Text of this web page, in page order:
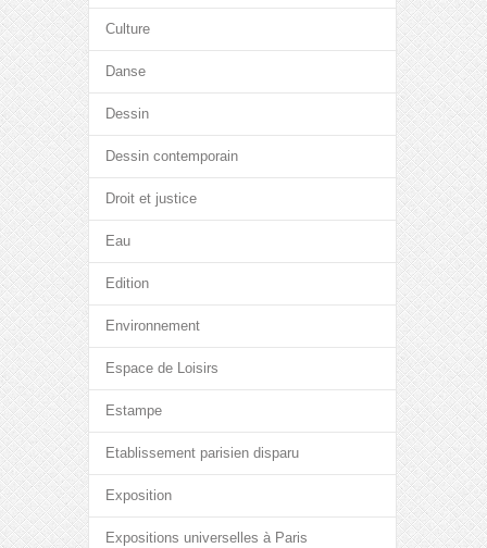
Culture
Danse
Dessin
Dessin contemporain
Droit et justice
Eau
Edition
Environnement
Espace de Loisirs
Estampe
Etablissement parisien disparu
Exposition
Expositions universelles à Paris